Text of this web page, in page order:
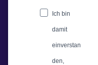
Ich bin
damit
einverstan
den,